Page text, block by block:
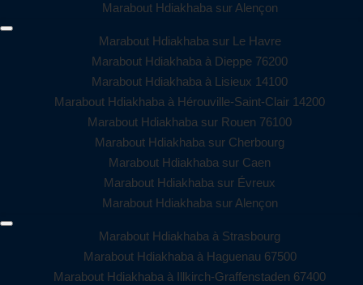
Marabout Hdiakhaba sur Alençon
Marabout Hdiakhaba sur Le Havre
Marabout Hdiakhaba à Dieppe 76200
Marabout Hdiakhaba à Lisieux 14100
Marabout Hdiakhaba à Hérouville-Saint-Clair 14200
Marabout Hdiakhaba sur Rouen 76100
Marabout Hdiakhaba sur Cherbourg
Marabout Hdiakhaba sur Caen
Marabout Hdiakhaba sur Évreux
Marabout Hdiakhaba sur Alençon
Marabout Hdiakhaba à Strasbourg
Marabout Hdiakhaba à Haguenau 67500
Marabout Hdiakhaba à Illkirch-Graffenstaden 67400